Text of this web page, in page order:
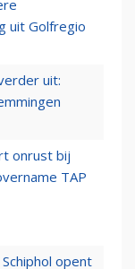
uit Golfregio
uit:
onrust bij
TAP
opent